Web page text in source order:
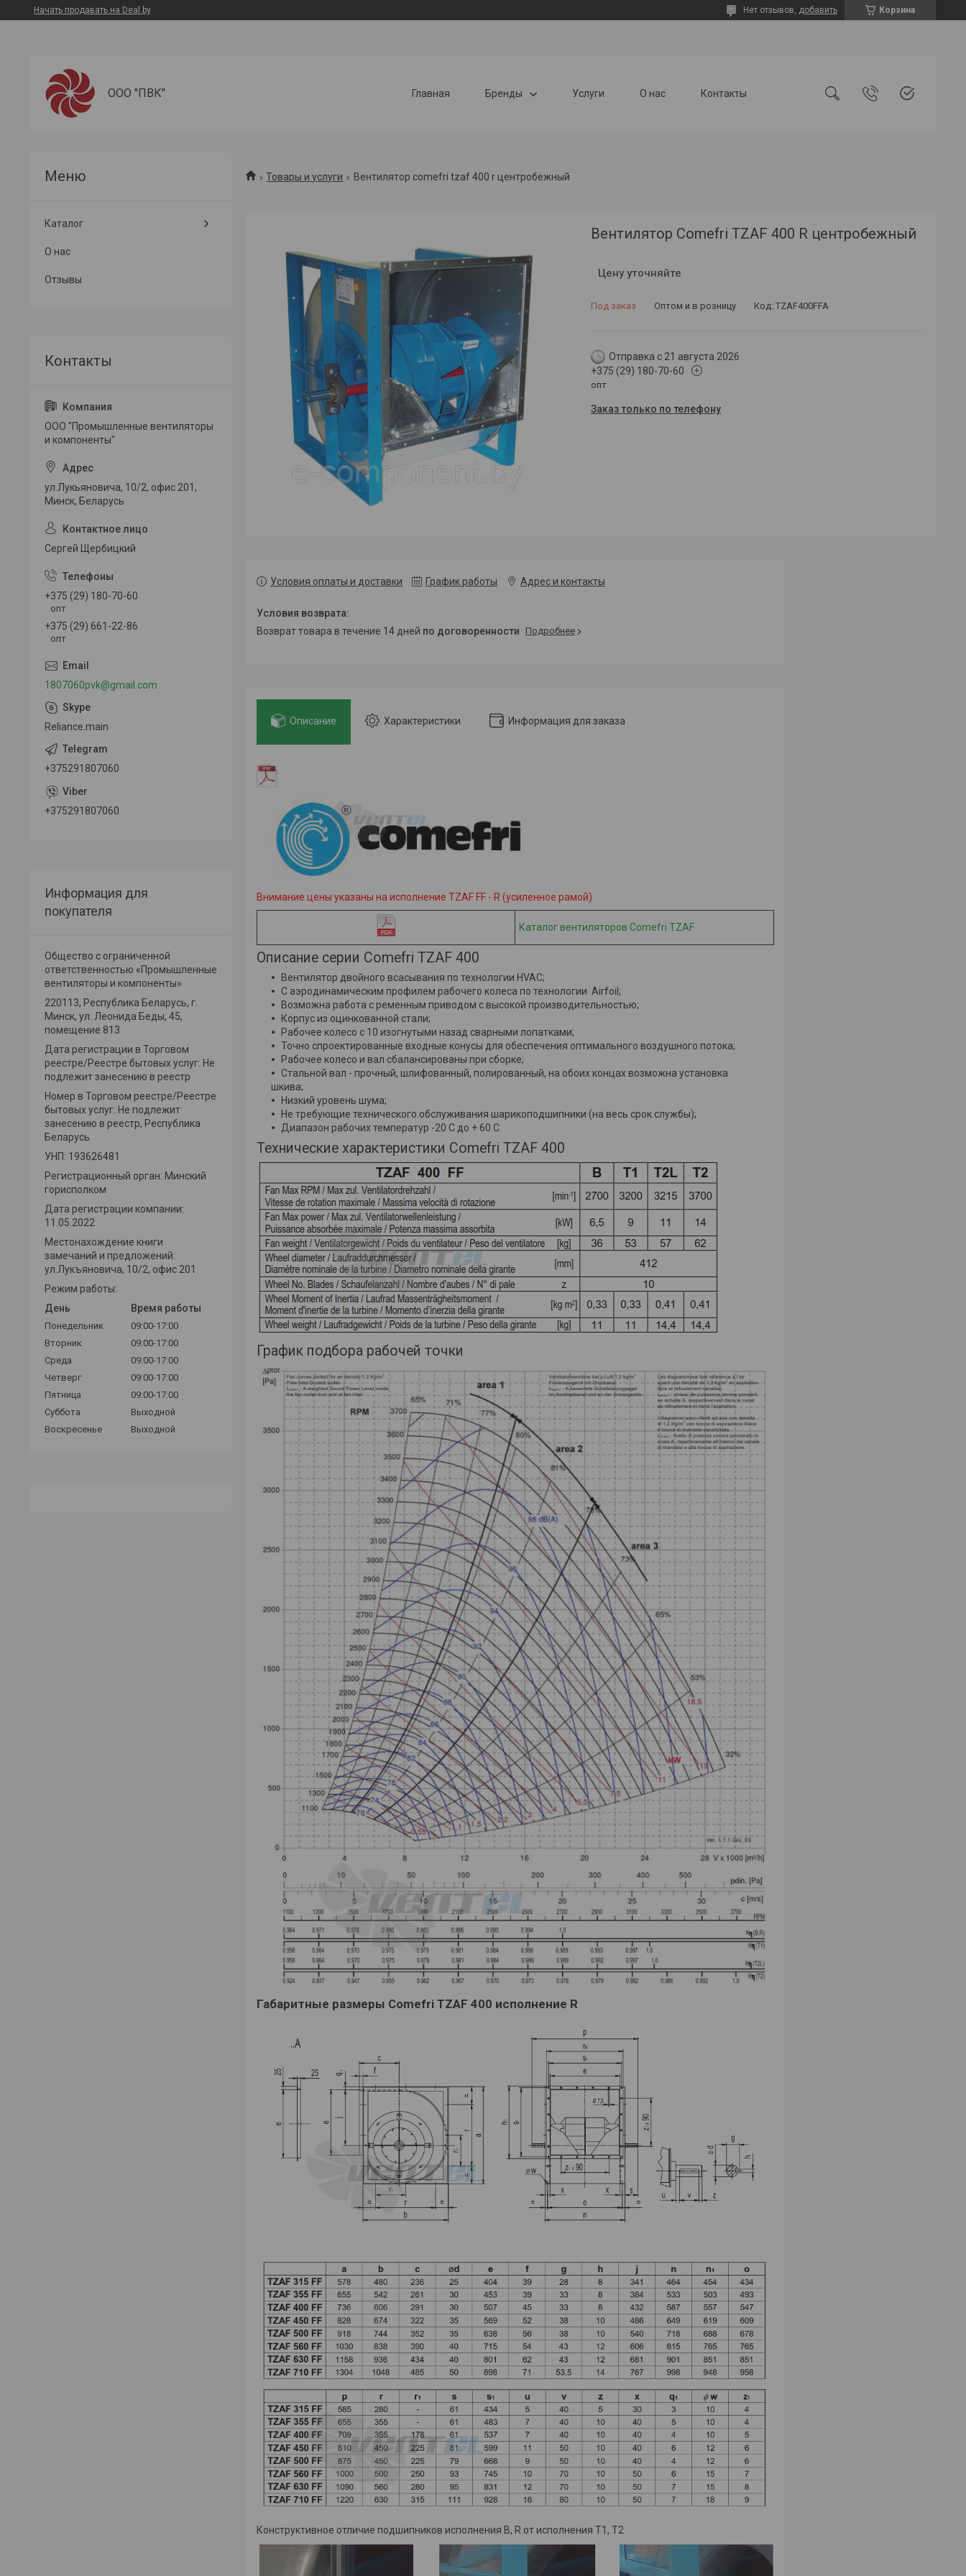
Начать продавать на Deal.by Корзина
Нет отзывов, добавить
ООО "ПВК" Главная Бренды Услуги О нас Контакты
Товары и услуги Вентилятор comefri tzaf 400 r центробежный
Вентилятор Comefri TZAF 400 R центробежный
Цену уточняйте
Под заказ Оптом и в розницу Код: TZAF400FFA
Отправка с 21 августа 2026
+375 (29) 180-70-60
опт
Заказ только по телефону
Условия оплаты и доставки График работы Адрес и контакты
возврат товара в течение 14 дней по договоренности Подробнее
Описание Характеристики Информация для заказа
Внимание цены указаны на исполнение TZAF FF - R (усиленное рамой)
Каталог вентиляторов Сomefri TZAF
Описание серии Comefri TZAF 400
Вентилятор двойного всасывания по технологии HVAC;
C аэродинамическим профилем рабочего колеса по технологии Airfoil;
Возможна работа с ременным приводом с высокой производительностью;
Корпус из оцинкованной стали;
Рабочее колесо с 10 изогнутыми назад сварными лопатками;
Точно спроектированные входные конусы для обеспечения оптимального воздушного потока;
Рабочее колесо и вал сбалансированы при сборке;
Стальной вал - прочный, шлифованный, полированный, на обоих концах возможна установка
шкива;
Низкий уровень шума;
Не требующие технического обслуживания шарикоподшипники (на весь срок службы);
Диапазон рабочих температур -20 C до + 60 C.
Технические характеристики Comefri TZAF 400
График подбора рабочей точки
Габаритные размеры Comefri TZAF 400 исполнение R
Конструктивное отличие подшипников исполнения B, R от исполнения Т1, T2
Каталог
О нас
Отзывы
ООО "Промышленные вентиляторы
и компоненты"
ул.Лукьяновича, 10/2, офис 201,
Минск, Беларусь
Сергей Щербицкий
+375 (29) 180-70-60
опт
+375 (29) 661-22-86
опт
1807060pvk@gmail.com
Reliance.main
+375291807060
+375291807060
Информация для
покупателя
Общество с ограниченной
ответственностью «Промышленные
вентиляторы и компоненты»
220113, Республика Беларусь, г.
Минск, ул. Леонида Беды, 45,
помещение 813
Дата регистрации в Торговом
реестре/Реестре бытовых услуг: Не
подлежит занесению в реестр
Номер в Торговом реестре/Реестре
бытовых услуг: Не подлежит
занесению в реестр, Республика
Беларусь
УНП: 193626481
Регистрационный орган: Минский
горисполком
Дата регистрации компании:
11.05.2022
Местонахождение книги
замечаний и предложений:
ул.Лукъяновича, 10/2, офис 201
Режим работы:
День
Время работы
Понедельник
09:00-17:00
Вторник
09:00-17:00
Среда
09:00-17:00
Четверг
09:00-17:00
Пятница
09:00-17:00
Суббота
Выходной
Воскресенье
Выходной